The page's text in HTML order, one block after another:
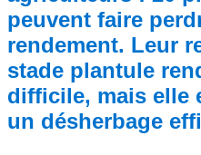
peuvent faire
rendement. Leur
stade plantule
difficile, mais elle
un désherbage